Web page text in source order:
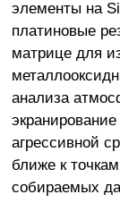
элементы на
платиновые
матрице для
анализа
агрессивной
ближе к
собираемых